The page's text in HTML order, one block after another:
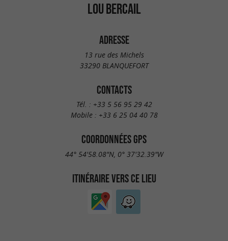
LOU BERCAIL
ADRESSE
13 rue des Michels
33290 BLANQUEFORT
CONTACTS
Tél. : +33 5 56 95 29 42
Mobile : +33 6 25 04 40 78
COORDONNÉES GPS
44° 54'58.08"N, 0° 37'32.39"W
ITINÉRAIRE VERS CE LIEU